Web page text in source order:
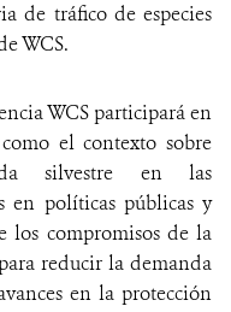
de tráfico de especies
WCS.
WCS participará en
el contexto sobre
silvestre en las
en políticas públicas y
los compromisos de la
reducir la demanda
en la protección